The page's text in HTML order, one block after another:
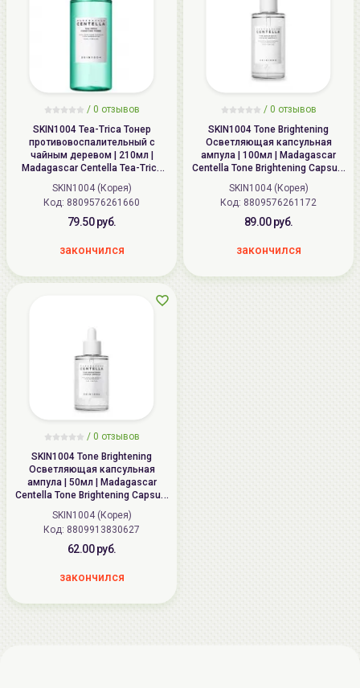
/ 0 отзывов
SKIN1004 Tea-Trica Тонер
противовоспалительный с
чайным деревом | 210мл |
Madagascar Centella Tea-Trica
Purifying Toner
SKIN1004 (Корея)
Код: 8809576261660
79.50 руб.
закончился
/ 0 отзывов
SKIN1004 Tone Brightening
Осветляющая капсульная
ампула | 100мл | Madagascar
Centella Tone Brightening Capsule
Ampoule
SKIN1004 (Корея)
Код: 8809576261172
89.00 руб.
закончился
/ 0 отзывов
SKIN1004 Tone Brightening
Осветляющая капсульная
ампула | 50мл | Madagascar
Centella Tone Brightening Capsule
Ampoule
SKIN1004 (Корея)
Код: 8809913830627
62.00 руб.
закончился